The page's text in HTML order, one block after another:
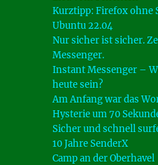
Kurztipp: Firefox ohne
Ubuntu 22.04
Nur sicher ist sicher.
Messenger.
Instant Messenger –
heute sein?
Am Anfang war das
Hysterie um 70
Sicher und schnell
10 Jahre SenderX
Camp an der Oberhavel